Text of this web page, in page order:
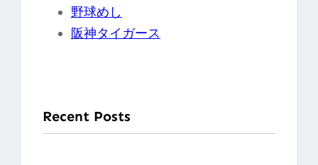
野球めし
阪神タイガース
Recent Posts